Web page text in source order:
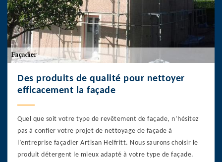
Des produits de qualité pour nettoyer
efficacement la façade
Quel que soit votre type de revêtement de façade, n’hésitez
pas à confier votre projet de nettoyage de façade à
l’entreprise façadier Artisan Helfritt. Nous saurons choisir le
produit détergent le mieux adapté à votre type de façade.